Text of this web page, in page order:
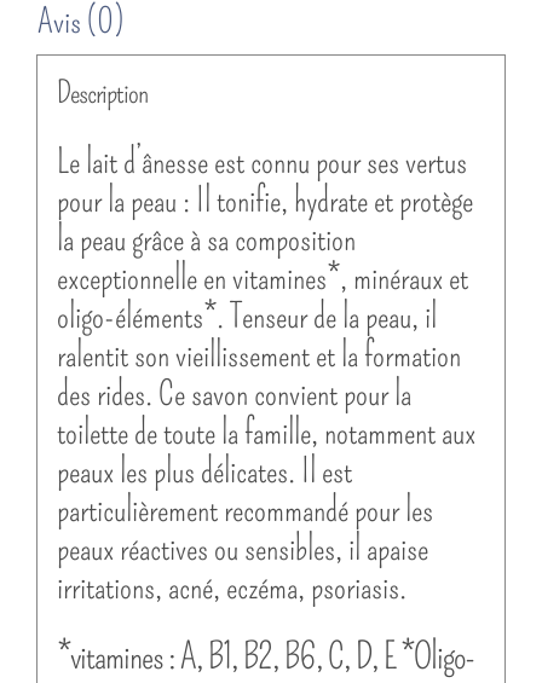
Avis (0)
Description
Le lait d’ânesse est connu pour ses vertus
pour la peau : Il tonifie, hydrate et protège
la peau grâce à sa composition
exceptionnelle en vitamines*, minéraux et
oligo-éléments*. Tenseur de la peau, il
ralentit son vieillissement et la formation
des rides. Ce savon convient pour la
toilette de toute la famille, notamment aux
peaux les plus délicates. Il est
particulièrement recommandé pour les
peaux réactives ou sensibles, il apaise
irritations, acné, eczéma, psoriasis.
*vitamines : A, B1, B2, B6, C, D, E *Oligo-